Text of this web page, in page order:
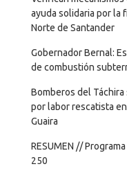
ayuda solidaria por la
Norte de Santander
Gobernador Bernal:
de combustión
Bomberos del
por labor rescatista
Guaira
RESUMEN //
250